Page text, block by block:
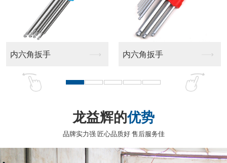
优势
品牌实力强 匠心品质好 售后服务佳